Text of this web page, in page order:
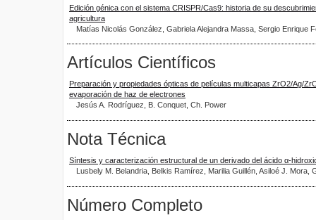
Edición génica con el sistema CRISPR/Cas9: historia de su
agricultura
Matías Nicolás González, Gabriela Alejandra Massa, Sergio Enrique
Artículos Científicos
Preparación y propiedades ópticas de películas multicapas ZrO2/Ag/
evaporación de haz de electrones
Jesús A. Rodríguez, B. Conquet, Ch. Power
Nota Técnica
Síntesis y caracterización estructural de un derivado del ácido α-
Lusbely M. Belandria, Belkis Ramírez, Marilia Guillén, Asiloé J. Mora,
Número Completo